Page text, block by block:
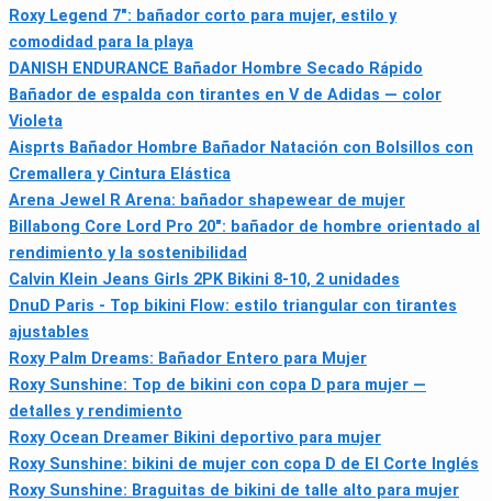
Roxy Legend 7": bañador corto para mujer, estilo y
comodidad para la playa
DANISH ENDURANCE Bañador Hombre Secado Rápido
Bañador de espalda con tirantes en V de Adidas — color
Violeta
Aisprts Bañador Hombre Bañador Natación con Bolsillos con
Cremallera y Cintura Elástica
Arena Jewel R Arena: bañador shapewear de mujer
Billabong Core Lord Pro 20": bañador de hombre orientado al
rendimiento y la sostenibilidad
Calvin Klein Jeans Girls 2PK Bikini 8-10, 2 unidades
DnuD Paris - Top bikini Flow: estilo triangular con tirantes
ajustables
Roxy Palm Dreams: Bañador Entero para Mujer
Roxy Sunshine: Top de bikini con copa D para mujer —
detalles y rendimiento
Roxy Ocean Dreamer Bikini deportivo para mujer
Roxy Sunshine: bikini de mujer con copa D de El Corte Inglés
Roxy Sunshine: Braguitas de bikini de talle alto para mujer